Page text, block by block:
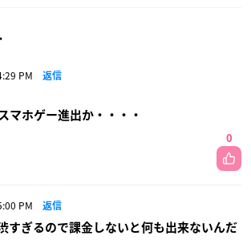
PM 返信
マホゲー進出か・・・・
0
PM 返信
すぎるので課金しないと何も出来ないんだ